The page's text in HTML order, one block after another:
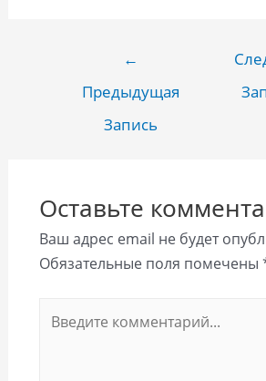
записям
←
Предыдущая
Запись
Оставьте
Ваш адрес email не будет
Обязательные поля помечены
комментарий...